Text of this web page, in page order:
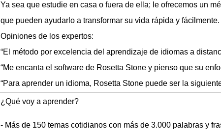
Ya sea que estudie en casa o fuera de ella; le ofrecemos un
que pueden ayudarlo a transformar su vida rápida y fácilmente.
Opiniones de los expertos:
“El método por excelencia del aprendizaje de idiomas a
“Me encanta el software de Rosetta Stone y pienso que su
“Para aprender un idioma, Rosetta Stone puede ser la
¿Qué voy a aprender?
- Más de 150 temas cotidianos con más de 3.000 palabras y